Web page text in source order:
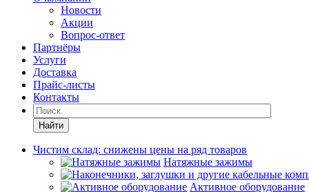
Новости
Акции
Вопрос-ответ
Партнёры
Услуги
Доставка
Прайс-листы
Контакты
Найти
Чистим склад: снижены цены на ряд товаров
Натяжные зажимы
Активное оборудование